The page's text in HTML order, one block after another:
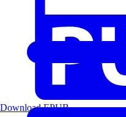
Download EPUB